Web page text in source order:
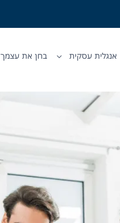
אנגלית עסקית בחן את עצמך